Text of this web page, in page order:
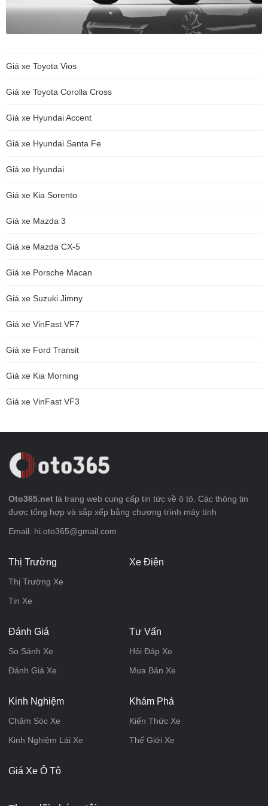
Giá xe Toyota Vios
Giá xe Toyota Corolla Cross
Giá xe Hyundai Accent
Giá xe Hyundai Santa Fe
Giá xe Hyundai
Giá xe Kia Sorento
Giá xe Mazda 3
Giá xe Mazda CX-5
Giá xe Porsche Macan
Giá xe Suzuki Jimny
Giá xe VinFast VF7
Giá xe Ford Transit
Giá xe Kia Morning
Giá xe VinFast VF3
Oto365.net là trang web cung cấp tin tức về ô tô. Các thông tin
được tổng hợp và sắp xếp bằng chương trình máy tính
Email: hi.oto365@gmail.com
Thị Trường
Thị Trường Xe
Tin Xe
Xe Điện
Đánh Giá
So Sánh Xe
Đánh Giá Xe
Tư Vấn
Hỏi Đáp Xe
Mua Bán Xe
Kinh Nghiệm
Chăm Sóc Xe
Kinh Nghiệm Lái Xe
Khám Phá
Kiến Thức Xe
Thế Giới Xe
Giá Xe Ô Tô